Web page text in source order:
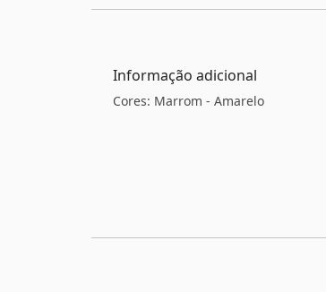
Informação adicional
Cores: Marrom - Amarelo